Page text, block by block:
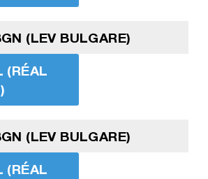
(LEV BULGARE)
(RÉAL
(LEV BULGARE)
(RÉAL